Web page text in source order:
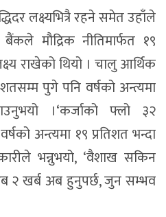
लक्ष्यभित्रै रहने समेत उहाँले
मौद्रिक नीतिमार्फत १९
राखेको थियो । चालु आर्थिक
पुगे पनि वर्षको अन्त्यमा
।‘कर्जाको फ्लो ३२
अन्त्यमा १९ प्रतिशत भन्दा
भन्नुभयो, ‘वैशाख सकिन
२ खर्ब अब हुनुपर्छ, जुन सम्भव